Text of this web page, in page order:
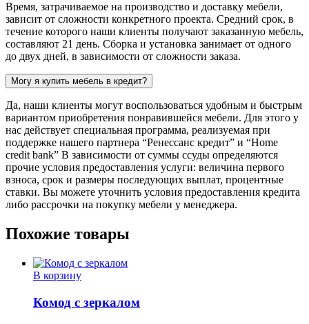
Время, затрачиваемое на производство и доставку мебели,
зависит от сложности конкретного проекта. Средний срок, в
течение которого наши клиенты получают заказанную мебель,
составляют 21 день. Сборка и установка занимает от одного
до двух дней, в зависимости от сложности заказа.
Могу я купить мебель в кредит?
Да, наши клиенты могут воспользоваться удобным и быстрым
вариантом приобретения понравившейся мебели. Для этого у
нас действует специальная программа, реализуемая при
поддержке нашего партнера “Ренессанс кредит” и “Home
credit bank” В зависимости от суммы ссуды определяются
прочие условия предоставления услуги: величина первого
взноса, срок и размеры последующих выплат, процентные
ставки. Вы можете уточнить условия предоставления кредита
либо рассрочки на покупку мебели у менеджера.
Похожие товары
В корзину
Комод с зеркалом